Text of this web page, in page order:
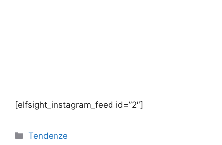
[elfsight_instagram_feed id=”2″]
Categorie
Tendenze